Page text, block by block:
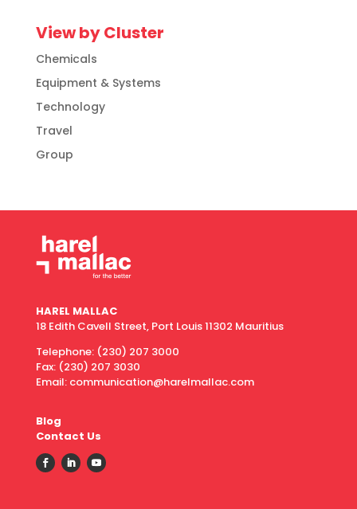
View by Cluster
Chemicals
Equipment & Systems
Technology
Travel
Group
HAREL MALLAC
18 Edith Cavell Street, Port Louis 11302 Mauritius
Telephone: (230) 207 3000
Fax: (230) 207 3030
Email: communication@harelmallac.com
Blog
Contact Us